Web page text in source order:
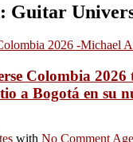
Guitar
Colombia 2026
a Bogotá en su
with No Comment